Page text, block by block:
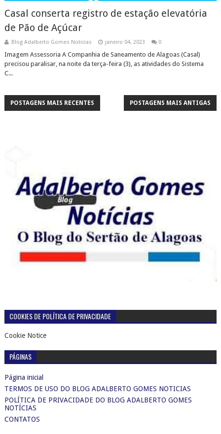
Casal conserta registro de estação elevatória
de Pão de Açúcar
Blog Adalberto Gomes Noticias janeiro 04, 2023 0
Imagem Assessoria A Companhia de Saneamento de Alagoas (Casal)
precisou paralisar, na noite da terça-feira (3), as atividades do Sistema
C...
POSTAGENS MAIS RECENTES POSTAGENS MAIS ANTIGAS
COOKIES DE POLÍTICA DE PRIVACIDADE
Cookie Notice
PÁGINAS
Página inicial
TERMOS DE USO DO BLOG ADALBERTO GOMES NOTICIAS
POLÍTICA DE PRIVACIDADE DO BLOG ADALBERTO GOMES
NOTÍCIAS
CONTATOS